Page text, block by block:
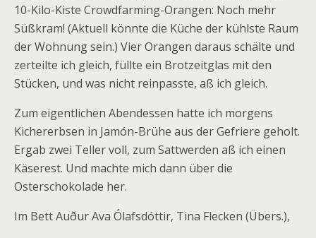
10-Kilo-Kiste Crowdfarming-Orangen: Noch mehr
Süßkram! (Aktuell könnte die Küche der kühlste Raum
der Wohnung sein.) Vier Orangen daraus schälte und
zerteilte ich gleich, füllte ein Brotzeitglas mit den
Stücken, und was nicht reinpasste, aß ich gleich.
Zum eigentlichen Abendessen hatte ich morgens
Kichererbsen in Jamón-Brühe aus der Gefriere geholt.
Ergab zwei Teller voll, zum Sattwerden aß ich einen
Käserest. Und machte mich dann über die
Osterschokolade her.
Im Bett Auður Ava Ólafsdóttir, Tina Flecken (Übers.),